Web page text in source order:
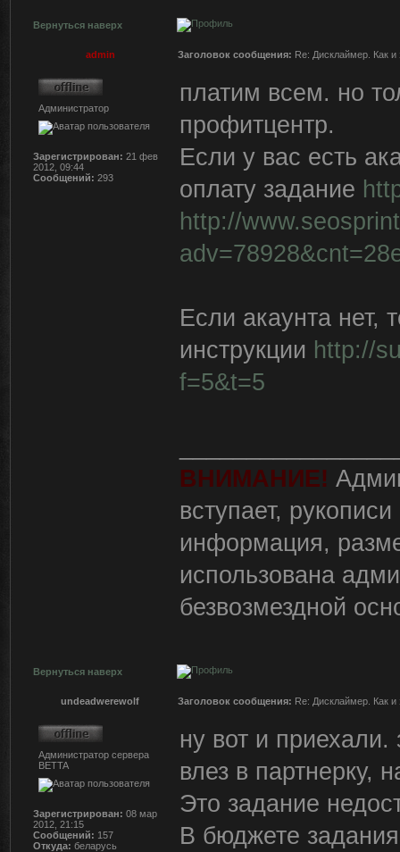
Вернуться наверх
admin Заголовок сообщения: Re: Дисклаймер. Как
Администратор
Зарегистрирован: 21 фев
2012, 09:44
Сообщений: 293
платим всем. но
профитцентр.
Если у вас есть
оплату задание
http://
Если акаунта нет,
инструкции http://
f=5&t=5
ВНИМАНИЕ!
вступает,
информация,
использована
безвозмездной
Вернуться наверх
undeadwerewolf Заголовок сообщения: Re: Дисклаймер. Как
Администратор сервера
BETTA
Зарегистрирован: 08 мар
2012, 21:15
Сообщений: 157
Откуда: беларусь
ну вот и приехали.
влез в партнерку,
Это задание
В бюджете